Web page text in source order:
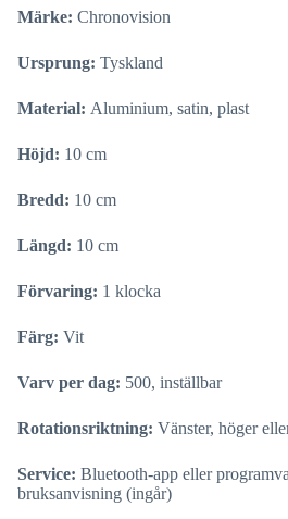
Märke: Chronovision
Ursprung: Tyskland
Material: Aluminium, satin, plast
Höjd: 10 cm
Bredd: 10 cm
Längd: 10 cm
Förvaring: 1 klocka
Färg: Vit
Varv per dag: 500, inställbar
Rotationsriktning: Vänster, höger
Service: Bluetooth-app eller
bruksanvisning (ingår)